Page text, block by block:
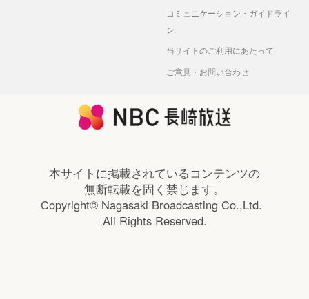
コミュニケーション・ガイドライ
ン
当サイトのご利用にあたって
ご意見・お問い合わせ
本サイトに掲載されているコンテンツの
無断転載を固く禁じます。
Copyright© Nagasaki Broadcasting Co.,Ltd.
All Rights Reserved.